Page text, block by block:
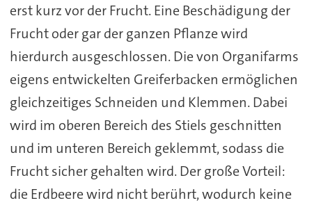
erst kurz vor der Frucht. Eine Beschädigung der
Frucht oder gar der ganzen Pflanze wird
hierdurch ausgeschlossen. Die von Organifarms
eigens entwickelten Greiferbacken ermöglichen
gleichzeitiges Schneiden und Klemmen. Dabei
wird im oberen Bereich des Stiels geschnitten
und im unteren Bereich geklemmt, sodass die
Frucht sicher gehalten wird. Der große Vorteil:
die Erdbeere wird nicht berührt, wodurch keine